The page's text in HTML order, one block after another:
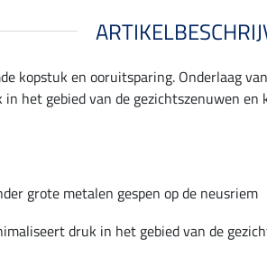
kopstuk en ooruitsparing. Onderlaag
het gebied van de gezichtszenuwen
grote metalen gespen op de neusriem
druk in het gebied van de